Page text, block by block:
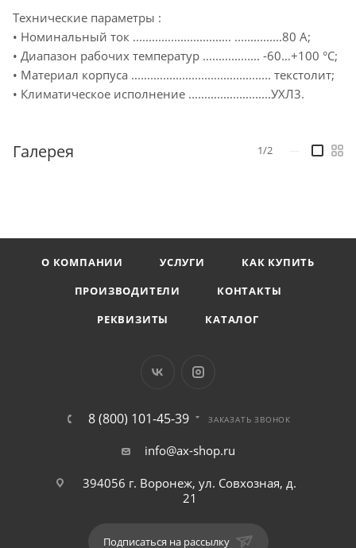
Технические параметры :
• Номинальный ток ............................... ...............80 А;
• Диапазон рабочих температур .................. -60…+100 °C;
• Материал корпуса ............................................ текстолит;
• Климатическое исполнение ..........................УХЛ3.
Галерея 1/2
О КОМПАНИИ УСЛУГИ
КАК КУПИТЬ
ПРОИЗВОДИТЕЛИ
КОНТАКТЫ
РЕКВИЗИТЫ
КАТАЛОГ
8 (800) 101-45-39 ЗАКАЗАТЬ ЗВОНОК
info@ax-shop.ru
394056 г. Воронеж, ул. Совхозная, д.
21
Подписаться на рассылку